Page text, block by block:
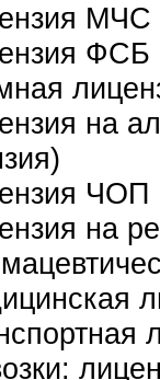
МЧС
ФСБ
на
ЧОП
на